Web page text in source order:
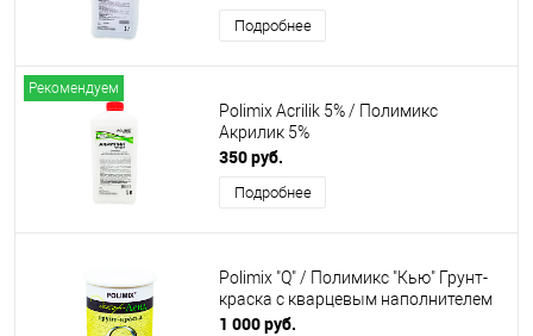
Подробнее
Рекомендуем
Polimix Acrilik 5% / Полимикс
Акрилик 5%
350 руб.
Подробнее
Polimix "Q" / Полимикс "Кью" Грунт-
краска с кварцевым наполнителем
1 000 руб.